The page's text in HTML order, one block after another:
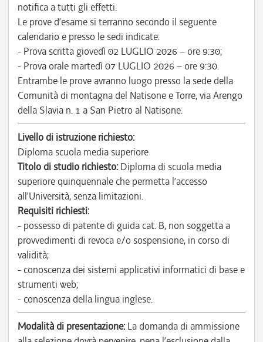
notifica a tutti gli effetti.
Le prove d’esame si terranno secondo il seguente
calendario e presso le sedi indicate:
- Prova scritta giovedì 02 LUGLIO 2026 – ore 9:30;
- Prova orale martedì 07 LUGLIO 2026 – ore 9:30.
Entrambe le prove avranno luogo presso la sede della
Comunità di montagna del Natisone e Torre, via Arengo
della Slavia n. 1 a San Pietro al Natisone.
Livello di istruzione richiesto:
Diploma scuola media superiore
Titolo di studio richiesto: Diploma di scuola media
superiore quinquennale che permetta l’accesso
all’Università, senza limitazioni.
Requisiti richiesti:
- possesso di patente di guida cat. B, non soggetta a
provvedimenti di revoca e/o sospensione, in corso di
validità;
- conoscenza dei sistemi applicativi informatici di base e
strumenti web;
- conoscenza della lingua inglese.
Modalità di presentazione: La domanda di ammissione